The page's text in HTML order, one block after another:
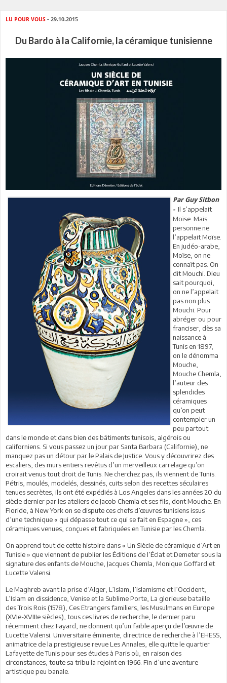
LU POUR VOUS - 29.10.2015
Du Bardo à la Californie, la céramique tunisienne
Par Guy Sitbon
- Il s’appelait
Moïse. Mais
personne ne
l’appelait Moïse.
En judéo-arabe,
Moïse, on ne
connaît pas. On
dit Mouchi. Dieu
sait pourquoi,
on ne l’appelait
pas non plus
Mouchi. Pour
abréger ou pour
franciser, dès sa
naissance à
Tunis en 1897,
on le dénomma
Mouche,
Mouche Chemla,
l’auteur des
splendides
céramiques
qu’on peut
contempler un
peu partout
dans le monde et dans bien des bâtiments tunisois, algérois ou
californiens. Si vous passez un jour par Santa Barbara (Californie), ne
manquez pas un détour par le Palais de Justice. Vous y découvrirez des
escaliers, des murs entiers revêtus d’un merveilleux carrelage qu’on
croirait venus tout droit de Tunis. Ne cherchez pas, ils viennent de Tunis.
Pétris, moulés, modelés, dessinés, cuits selon des recettes séculaires
tenues secrètes, ils ont été expédiés à Los Angeles dans les années 20 du
siècle dernier par les ateliers de Jacob Chemla et ses fils, dont Mouche. En
Floride, à New York on se dispute ces chefs d’œuvres tunisiens issus
d’une technique « qui dépasse tout ce qui se fait en Espagne », ces
céramiques venues, conçues et fabriquées en Tunisie par les Chemla.
On apprend tout de cette histoire dans « Un Siècle de céramique d’Art en
Tunisie » que viennent de publier les Éditions de l’Éclat et Demeter sous la
signature des enfants de Mouche, Jacques Chemla, Monique Goffard et
Lucette Valensi.
Le Maghreb avant la prise d’Alger, L’Islam, l’islamisme et l’Occident,
L’Islam en dissidence, Venise et la Sublime Porte, La glorieuse bataille
des Trois Rois (1578), Ces Etrangers familiers, les Musulmans en Europe
(XVIe-XVIIIe siècles), tous ces livres de recherche, le dernier paru
récemment chez Fayard, ne donnent qu’un faible aperçu de l’œuvre de
Lucette Valensi. Universitaire éminente, directrice de recherche à l’EHESS,
animatrice de la prestigieuse revue Les Annales, elle quitte le quartier
Lafayette de Tunis pour ses études à Paris où, en raison des
circonstances, toute sa tribu la rejoint en 1966. Fin d’une aventure
artistique peu banale.